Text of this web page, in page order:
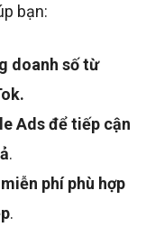
bạn:
doanh số từ
Ads để tiếp cận
.
phí phù hợp
.